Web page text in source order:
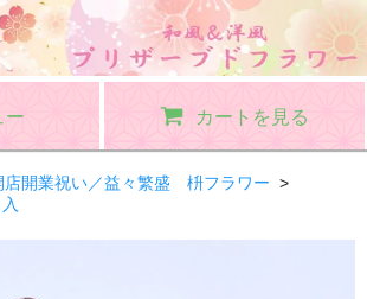
ー カートを見る
店開業祝い／益々繁盛 枡フラワー >